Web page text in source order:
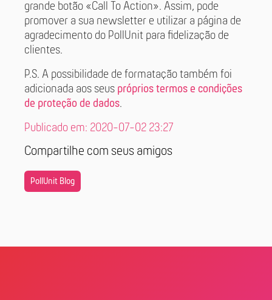
grande botão «Call To Action». Assim, pode
promover a sua newsletter e utilizar a página de
agradecimento do PollUnit para fidelização de
clientes.
P.S. A possibilidade de formatação também foi
adicionada aos seus próprios termos e condições
de proteção de dados.
Publicado em: 2020-07-02 23:27
Compartilhe com seus amigos
PollUnit Blog